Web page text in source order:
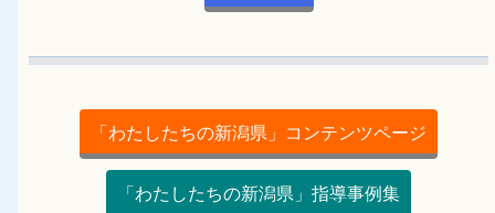
「わたしたちの新潟県」コンテンツページ
「わたしたちの新潟県」指導事例集